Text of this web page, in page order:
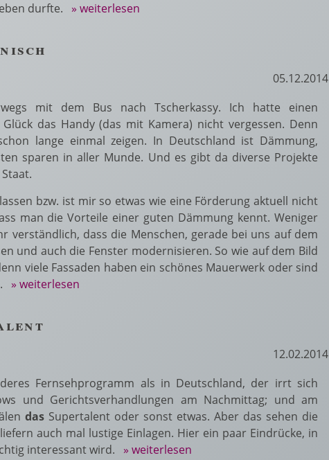
durfte. » weiterlesen
05.12.2014
mit dem Bus nach Tscherkassy. Ich hatte einen
das Handy (das mit Kamera) nicht vergessen. Denn
lange einmal zeigen. In Deutschland ist Dämmung,
sparen in aller Munde. Und es gibt da diverse Projekte
bzw. ist mir so etwas wie eine Förderung aktuell nicht
man die Vorteile einer guten Dämmung kennt. Weniger
verständlich, dass die Menschen, gerade bei uns auf dem
und auch die Fenster modernisieren. So wie auf dem Bild
viele Fassaden haben ein schönes Mauerwerk oder sind
» weiterlesen
12.02.2014
Fernsehprogramm als in Deutschland, der irrt sich
und Gerichtsverhandlungen am Nachmittag; und am
das Supertalent oder sonst etwas. Aber das sehen die
auch mal lustige Einlagen. Hier ein paar Eindrücke, in
interessant wird. » weiterlesen